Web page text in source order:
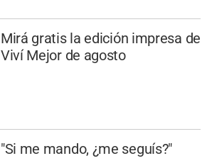
Mirá gratis la edición impresa de
Viví Mejor de agosto
"Si me mando, ¿me seguís?"